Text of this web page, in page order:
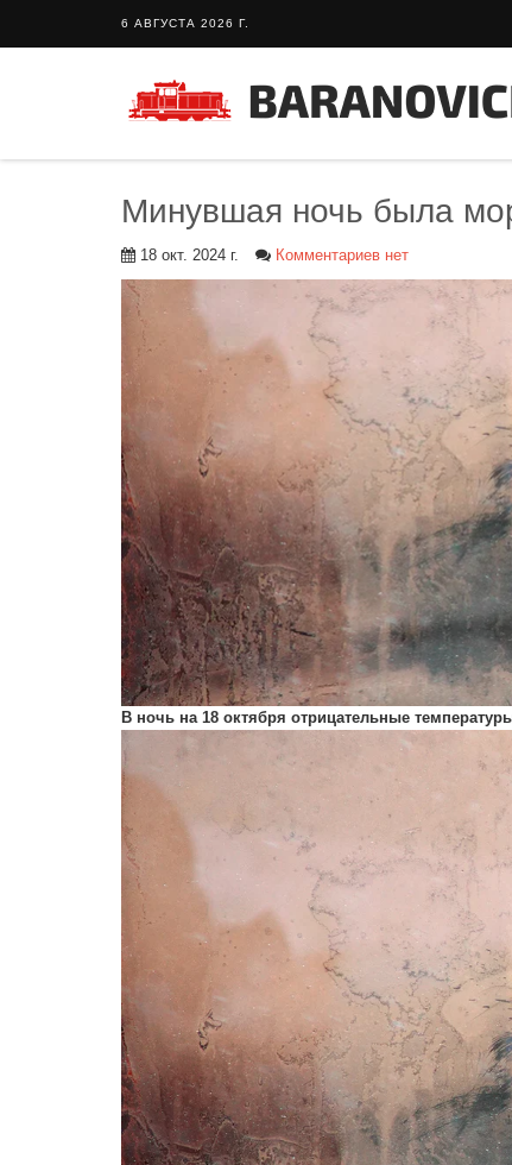
6 АВГУСТА 2026 Г.
Минувшая ночь была
18 окт. 2024 г. Комментариев нет
В ночь на 18 октября отрицательные